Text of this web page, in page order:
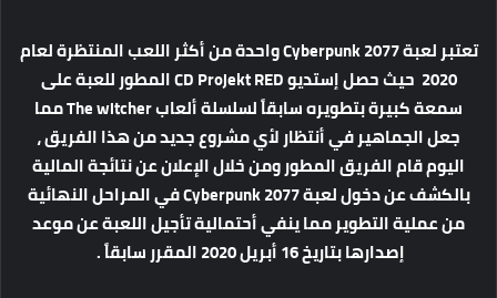
تعتبر لعبة Cyberpunk 2077 واحدة من أكثر اللعب المنتظرة لعام
2020 حيث حصل إستديو CD Projekt RED المطور للعبة على
سمعة كبيرة بتطويره سابقاً لسلسلة ألعاب The witcher مما
جعل الجماهير في أنتظار لأي مشروع جديد من هذا الفريق ،
اليوم قام الفريق المطور ومن خلال الإعلان عن نتائجة المالية
بالكشف عن دخول لعبة Cyberpunk 2077 في المراحل النهائية
من عملية التطوير مما ينفي أحتمالية تأجيل اللعبة عن موعد
إصدارها بتاريخ 16 أبريل 2020 المقرر سابقاً .